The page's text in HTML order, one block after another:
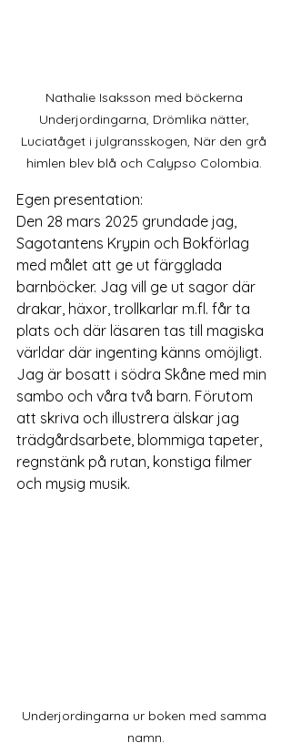
Nathalie Isaksson med böckerna
Underjordingarna, Drömlika nätter,
Luciatåget i julgransskogen, När den grå
himlen blev blå och Calypso Colombia.
Egen presentation:
Den 28 mars 2025 grundade jag,
Sagotantens Krypin och Bokförlag
med målet att ge ut färgglada
barnböcker. Jag vill ge ut sagor där
drakar, häxor, trollkarlar m.fl. får ta
plats och där läsaren tas till magiska
världar där ingenting känns omöjligt. ​
Jag är bosatt i södra Skåne med min
sambo och våra två barn. Förutom
att skriva och illustrera älskar jag
trädgårdsarbete, blommiga tapeter,
regnstänk på rutan, konstiga filmer
och mysig musik. ​​
Underjordingarna ur boken med samma
namn.